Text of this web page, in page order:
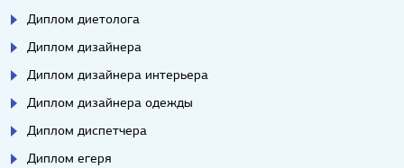
Диплом диетолога
Диплом дизайнера
Диплом дизайнера интерьера
Диплом дизайнера одежды
Диплом диспетчера
Диплом егеря